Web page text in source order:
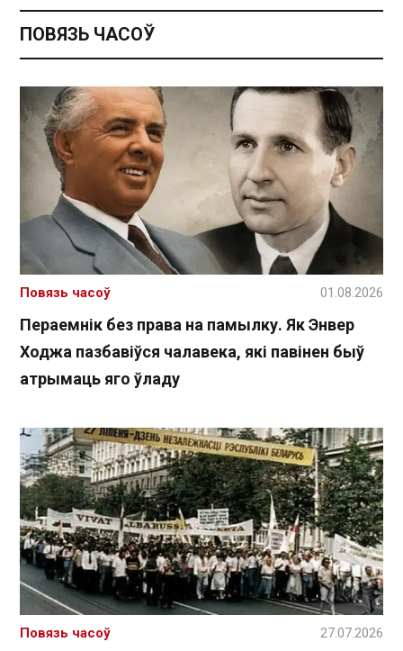
ПОВЯЗЬ ЧАСОЎ
Пераемнік без права на памылку. Як Энвер
Ходжа пазбавіўся чалавека, які павінен быў
атрымаць яго ўладу
Повязь часоў 01.08.2026
Повязь часоў 27.07.2026